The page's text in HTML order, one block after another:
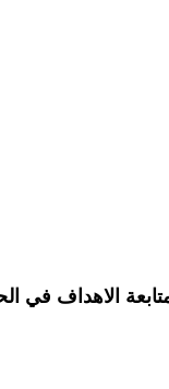
الاهداف في